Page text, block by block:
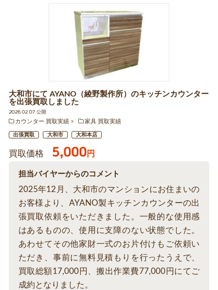
大和市にて AYANO（綾野製作所）のキッチンカウンター
を出張買取しました
2026.02.07 公開
カウンター 買取実績
家具 買取実績
出張買取 大和市 大和本店
買取価格 5,000円
担当バイヤーからのコメント
2025年12月、大和市のマンションにお住まいの
お客様より、AYANO製キッチンカウンターの出
張買取依頼をいただきました。一般的な使用感
はあるものの、使用に支障のない状態でした。
あわせてその他家財一式のお片付けもご依頼い
ただき、事前に無料見積もりを行ったうえで、
買取総額17,000円、搬出作業費77,000円にてご
成約となりました。